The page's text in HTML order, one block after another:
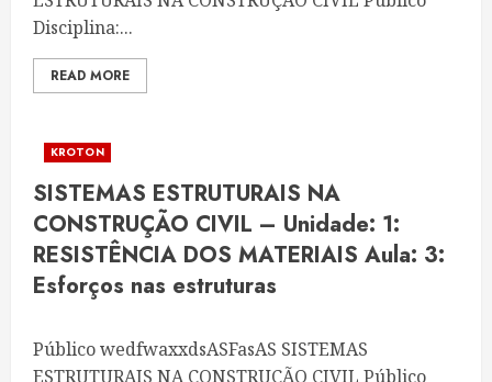
Disciplina:...
READ MORE
KROTON
SISTEMAS ESTRUTURAIS NA
CONSTRUÇÃO CIVIL – Unidade: 1:
RESISTÊNCIA DOS MATERIAIS Aula: 3:
Esforços nas estruturas
Público wedfwaxxdsASFasAS SISTEMAS
ESTRUTURAIS NA CONSTRUÇÃO CIVIL Público